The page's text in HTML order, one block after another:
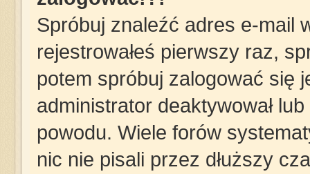
Spróbuj znaleźć adres e-mail
rejestrowałeś pierwszy raz,
potem spróbuj zalogować się
administrator deaktywował
powodu. Wiele forów
nic nie pisali przez dłuższy